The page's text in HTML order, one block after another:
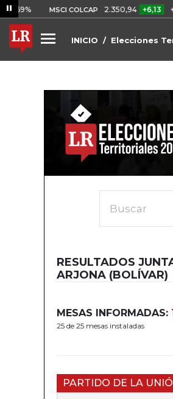
MSCI COLCAP 2.350,94 +6,13
INICIO Elecciones
Buscar
RESULTADOS
ARJONA (BOLÍVAR)
MESAS INFORMADAS:
25 de 25 mesas instaladas
PARTIDO DE LA